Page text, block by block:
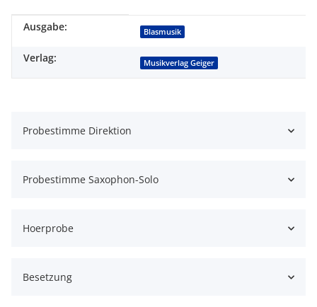
Produkteigenschaft
Wert
Ausgabe: Blasmusik
Verlag: Musikverlag Geiger
Probestimme Direktion
Probestimme Saxophon-Solo
Hoerprobe
Besetzung